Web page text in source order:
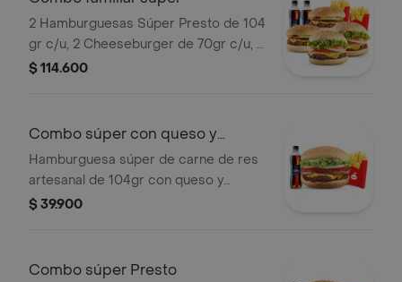
2 Hamburguesas Súper Presto de 104
gr c/u, 2 Cheeseburger de 70gr c/u, 2
papas grandes y 2 gaseosas 400 ml
$ 114.600
Combo súper con queso y
tocineta
Hamburguesa súper de carne de res
artesanal de 104gr con queso y
tocineta, papas pequeñas, 1 copa de
$ 39.900
Combo súper Presto